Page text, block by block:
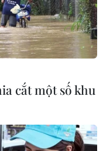
cắt một số khu